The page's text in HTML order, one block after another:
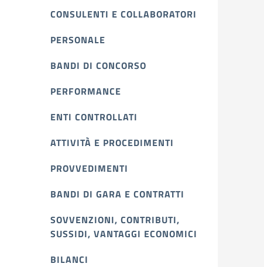
CONSULENTI E COLLABORATORI
PERSONALE
BANDI DI CONCORSO
PERFORMANCE
ENTI CONTROLLATI
ATTIVITÀ E PROCEDIMENTI
PROVVEDIMENTI
BANDI DI GARA E CONTRATTI
SOVVENZIONI, CONTRIBUTI,
SUSSIDI, VANTAGGI ECONOMICI
BILANCI